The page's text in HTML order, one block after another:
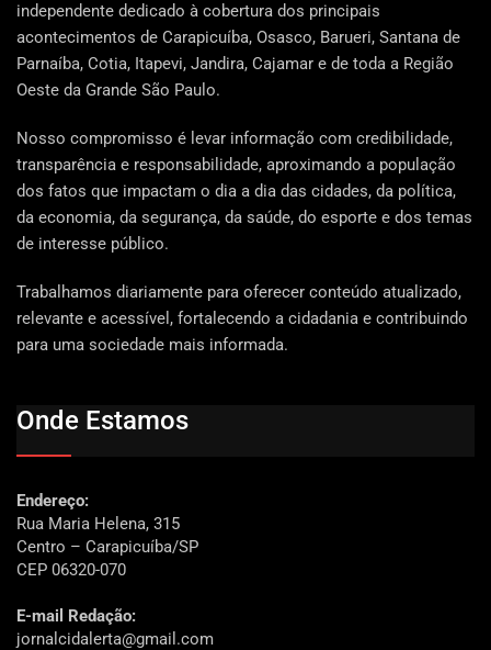
independente dedicado à cobertura dos principais
acontecimentos de Carapicuíba, Osasco, Barueri, Santana de
Parnaíba, Cotia, Itapevi, Jandira, Cajamar e de toda a Região
Oeste da Grande São Paulo.
Nosso compromisso é levar informação com credibilidade,
transparência e responsabilidade, aproximando a população
dos fatos que impactam o dia a dia das cidades, da política,
da economia, da segurança, da saúde, do esporte e dos temas
de interesse público.
Trabalhamos diariamente para oferecer conteúdo atualizado,
relevante e acessível, fortalecendo a cidadania e contribuindo
para uma sociedade mais informada.
Onde Estamos
Endereço:
Rua Maria Helena, 315
Centro – Carapicuíba/SP
CEP 06320-070
E-mail Redação:
jornalcidalerta@gmail.com